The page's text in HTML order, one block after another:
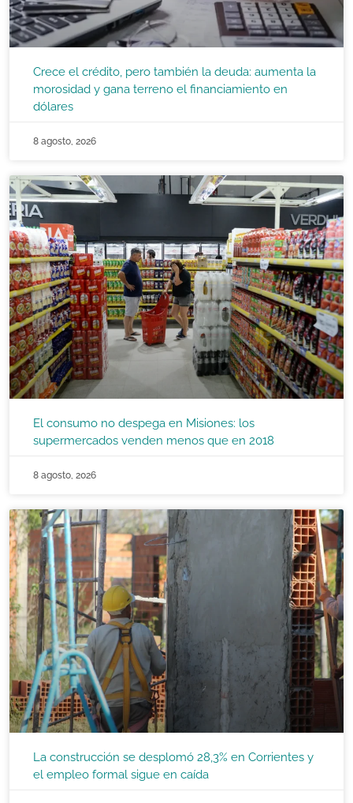
Crece el crédito, pero también la deuda: aumenta la
morosidad y gana terreno el financiamiento en
dólares
8 agosto, 2026
El consumo no despega en Misiones: los
supermercados venden menos que en 2018
8 agosto, 2026
La construcción se desplomó 28,3% en Corrientes y
el empleo formal sigue en caída